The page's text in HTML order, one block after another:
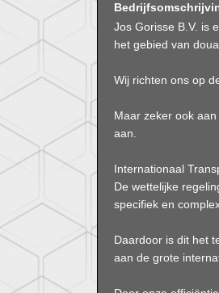
Jos Gorisse B.V. is
het gebied van
Wij richten ons op
Maar zeker ook
aan.
Internationaal
De wettelijke
specifiek en
Daardoor is dit het
aan de grote